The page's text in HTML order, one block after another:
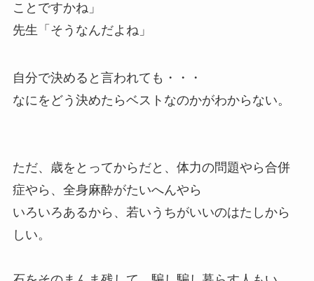
ことですかね」
先生「そうなんだよね」
自分で決めると言われても・・・
なにをどう決めたらベストなのかがわからない。
ただ、歳をとってからだと、体力の問題やら合併
症やら、全身麻酔がたいへんやら
いろいろあるから、若いうちがいいのはたしから
しい。